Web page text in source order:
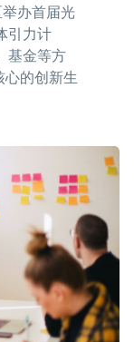
办首届光
引力计
基金等方
的创新生